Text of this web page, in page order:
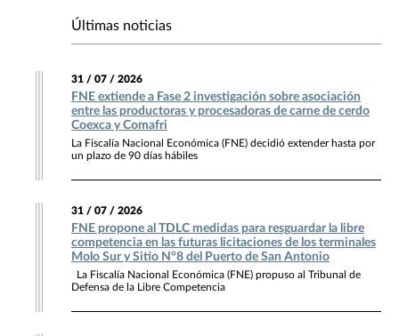
Últimas noticias
31 / 07 / 2026
FNE extiende a Fase 2 investigación sobre asociación
entre las productoras y procesadoras de carne de cerdo
Coexca y Comafri
La Fiscalía Nacional Económica (FNE) decidió extender hasta por
un plazo de 90 días hábiles
31 / 07 / 2026
FNE propone al TDLC medidas para resguardar la libre
competencia en las futuras licitaciones de los terminales
Molo Sur y Sitio N°8 del Puerto de San Antonio
La Fiscalía Nacional Económica (FNE) propuso al Tribunal de
Defensa de la Libre Competencia